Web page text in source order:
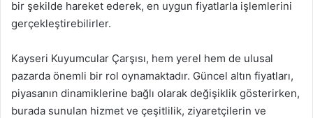
bir şekilde hareket ederek, en uygun fiyatlarla işlemlerini
gerçekleştirebilirler.
Kayseri Kuyumcular Çarşısı, hem yerel hem de ulusal
pazarda önemli bir rol oynamaktadır. Güncel altın fiyatları,
piyasanın dinamiklerine bağlı olarak değişiklik gösterirken,
burada sunulan hizmet ve çeşitlilik, ziyaretçilerin ve